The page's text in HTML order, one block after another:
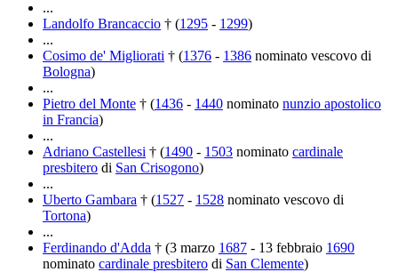
...
Landolfo Brancaccio † (1295 - 1299)
...
Cosimo de' Migliorati † (1376 - 1386 nominato vescovo di
Bologna)
...
Pietro del Monte † (1436 - 1440 nominato nunzio apostolico
in Francia)
...
Adriano Castellesi † (1490 - 1503 nominato cardinale
presbitero di San Crisogono)
...
Uberto Gambara † (1527 - 1528 nominato vescovo di
Tortona)
...
Ferdinando d'Adda † (3 marzo 1687 - 13 febbraio 1690
nominato cardinale presbitero di San Clemente)